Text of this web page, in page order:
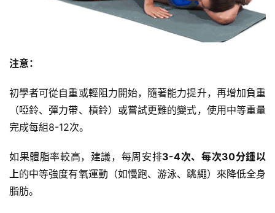
注意：
初學者可從自重或輕阻力開始，隨著能力提升，再增加負重
（啞鈴、彈力帶、槓鈴）或嘗試更難的變式，使用中等重量
完成每組8-12次。
如果體脂率較高，建議，每周安排3-4次、每次30分鍾以
上的中等強度有氧運動（如慢跑、游泳、跳繩）來降低全身
脂肪。